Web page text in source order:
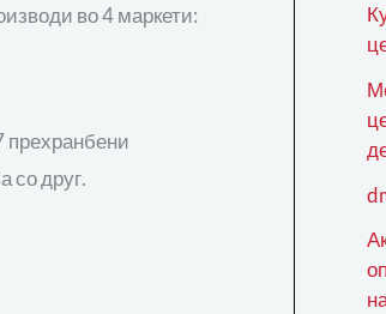
во 4 маркети:
прехранбени
со друг.